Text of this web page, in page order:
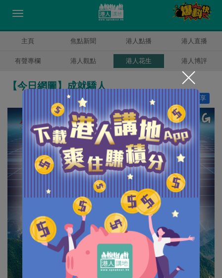
主頁 焦點新聞 港人點播 港人直播
有聲專欄 港人觀點 港人花生 港人博評
【今日網圖】成就驕人
分享